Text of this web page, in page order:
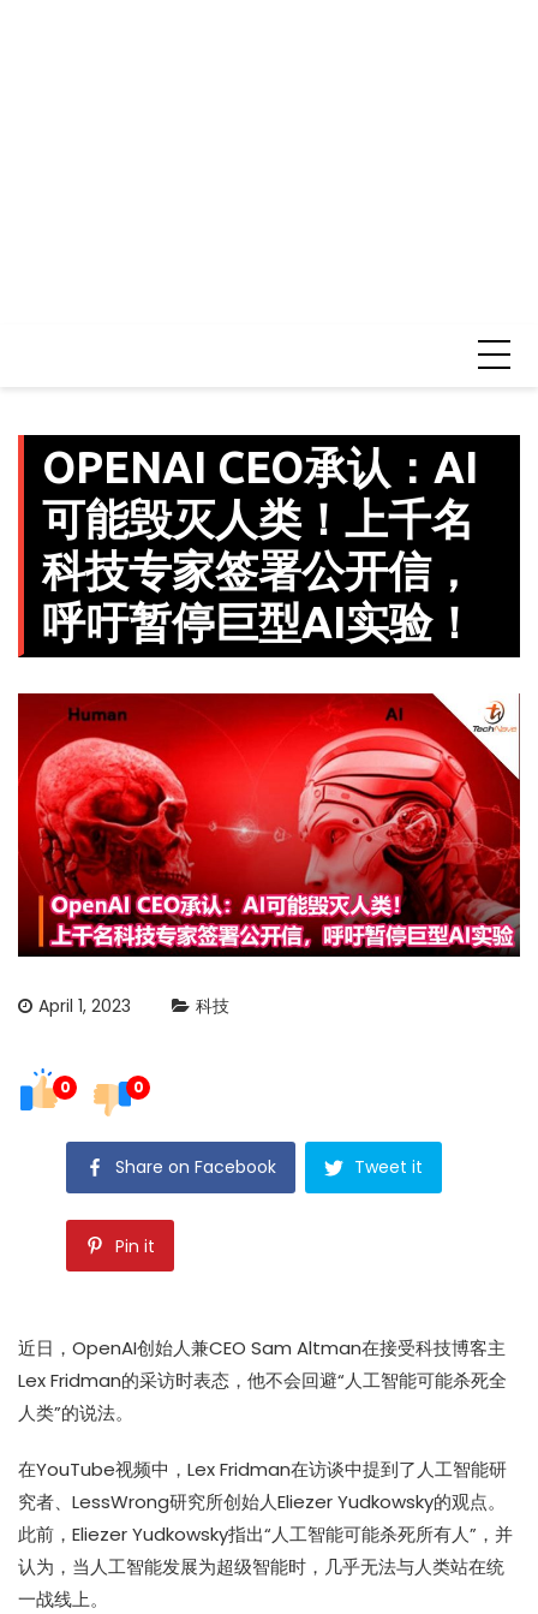
OPENAI CEO承认：AI
可能毁灭人类！上千名
科技专家签署公开信，
呼吁暂停巨型AI实验！
April 1, 2023 科技
0 0
Share on Facebook Tweet it
Pin it
近日，OpenAI创始人兼CEO Sam Altman在接受科技博客主
Lex Fridman的采访时表态，他不会回避“人工智能可能杀死全
人类”的说法。
在YouTube视频中，Lex Fridman在访谈中提到了人工智能研
究者、LessWrong研究所创始人Eliezer Yudkowsky的观点。
此前，Eliezer Yudkowsky指出“人工智能可能杀死所有人”，并
认为，当人工智能发展为超级智能时，几乎无法与人类站在统
一战线上。